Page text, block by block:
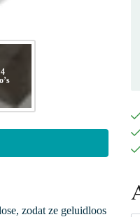
zodat ze geluidloos